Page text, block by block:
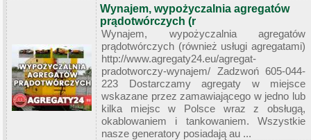
Wynajem, wypożyczalnia agregatów
prądotwórczych (r
Wynajem, wypożyczalnia agregatów
prądotwórczych (również usługi agregatami)
http://www.agregaty24.eu/agregat-
pradotworczy-wynajem/ Zadzwoń 605-044-
223 Dostarczamy agregaty w miejsce
wskazane przez zamawiającego w jedno lub
kilka miejsc w Polsce wraz z obsługą,
okablowaniem i tankowaniem. Wszystkie
nasze generatory posiadają au ...